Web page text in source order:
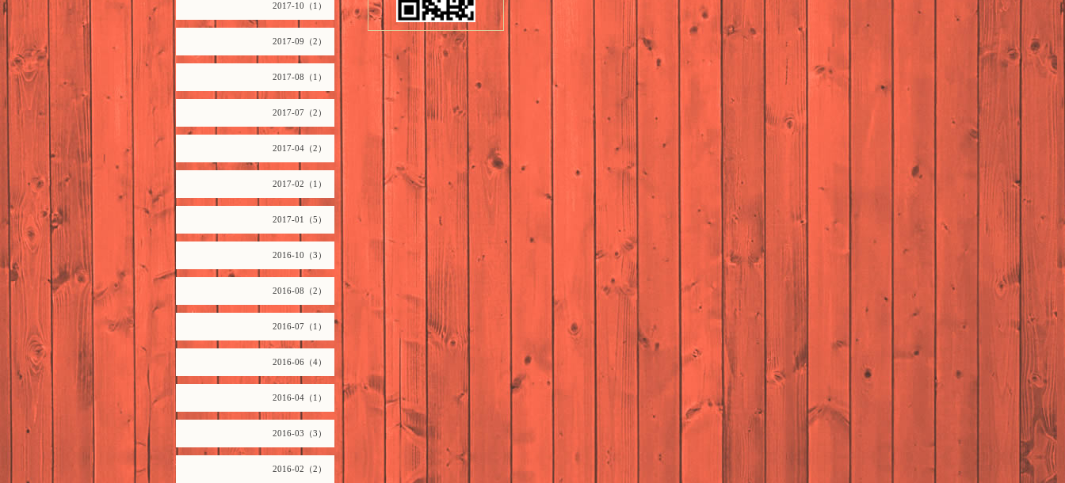
2017-10（1）
2017-09（2）
2017-08（1）
2017-07（2）
2017-04（2）
2017-02（1）
2017-01（5）
2016-10（3）
2016-08（2）
2016-07（1）
2016-06（4）
2016-04（1）
2016-03（3）
2016-02（2）